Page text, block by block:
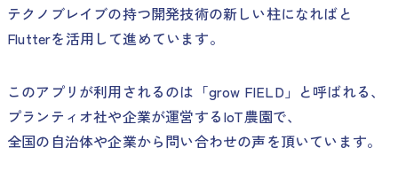
テクノブレイブの持つ開発技術の新しい柱になればと
Flutterを活用して進めています。
このアプリが利用されるのは「grow FIELD」と呼ばれる、
プランティオ社や企業が運営するIoT農園で、
全国の自治体や企業から問い合わせの声を頂いています。